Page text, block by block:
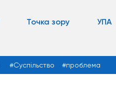
Точка зору УПА
Суспільство проблема